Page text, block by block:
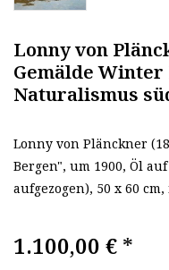
Lonny von
Gemälde
Naturalismus
Lonny von Plänckner
Bergen", um 1900, Öl
aufgezogen), 50 x 60
1.100,00 € *